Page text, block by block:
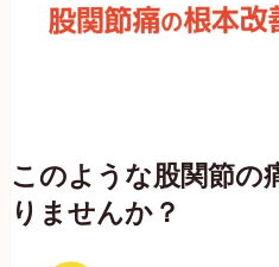
このような股関節の
りませんか？